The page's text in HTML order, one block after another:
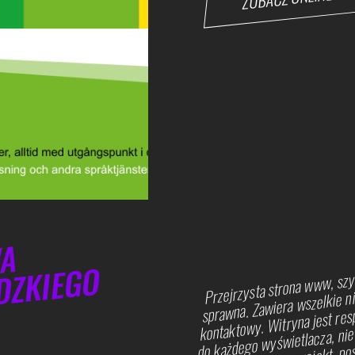
Przejrzysta strona www,
sprawna. Zawiera
kontaktowy. Witryna jest
do każdego wyświetlacza,